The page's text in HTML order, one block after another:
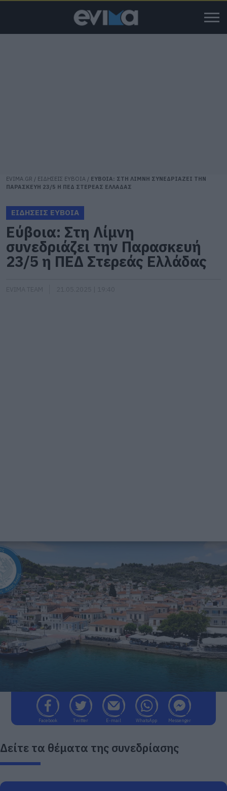
EVIMA.GR / ΕΙΔΗΣΕΙΣ ΕΥΒΟΙΑ / ΕΥΒΟΙΑ: ΣΤΗ ΛΙΜΝΗ ΣΥΝΕΔΡΙΑΖΕΙ ΤΗΝ
ΠΑΡΑΣΚΕΥΗ 23/5 Η ΠΕΔ ΣΤΕΡΕΑΣ ΕΛΛΑΔΑΣ
ΕΙΔΗΣΕΙΣ ΕΥΒΟΙΑ
Εύβοια: Στη Λίμνη
συνεδριάζει την Παρασκευή
23/5 η ΠΕΔ Στερεάς Ελλάδας
Facebook Twitter E-mail WhatsApp Messenger
Δείτε τα θέματα της συνεδρίασης